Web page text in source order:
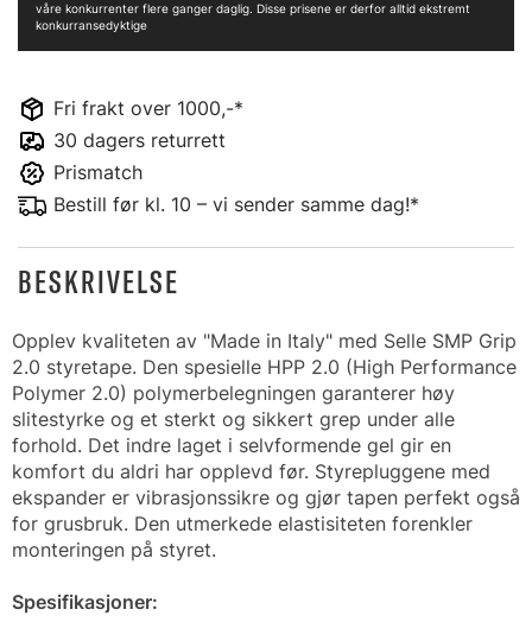
Fri frakt over 1000,-*
30 dagers returrett
Prismatch
Bestill før kl. 10 – vi sender samme dag!*
våre konkurrenter flere ganger daglig. Disse prisene er derfor alltid ekstremt
konkurransedyktige
BESKRIVELSE
Opplev kvaliteten av "Made in Italy" med Selle SMP Grip
2.0 styretape. Den spesielle HPP 2.0 (High Performance
Polymer 2.0) polymerbelegningen garanterer høy
slitestyrke og et sterkt og sikkert grep under alle
forhold. Det indre laget i selvformende gel gir en
komfort du aldri har opplevd før. Styrepluggene med
ekspander er vibrasjonssikre og gjør tapen perfekt også
for grusbruk. Den utmerkede elastisiteten forenkler
monteringen på styret.
Spesifikasjoner: